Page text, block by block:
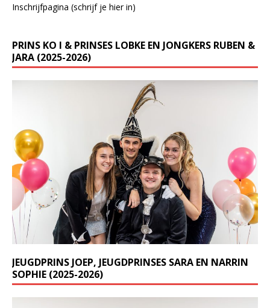
Inschrijfpagina (schrijf je hier in)
PRINS KO I & PRINSES LOBKE EN JONGKERS RUBEN &
JARA (2025-2026)
JEUGDPRINS JOEP, JEUGDPRINSES SARA EN NARRIN
SOPHIE (2025-2026)